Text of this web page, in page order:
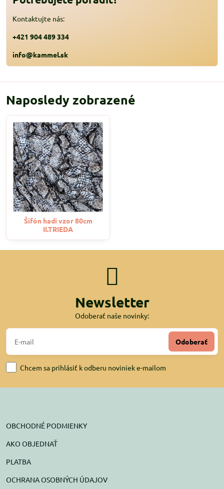
Kontaktujte nás:
+421 904 489 334
info@kammel.sk
Naposledy zobrazené
Šifón hadí vzor 80cm
II.TRIEDA
Newsletter
Odoberať naše novinky:
Odoberať
Chcem sa prihlásiť k odberu noviniek e-mailom
OBCHODNÉ PODMIENKY
AKO OBJEDNAŤ
PLATBA
OCHRANA OSOBNÝCH ÚDAJOV